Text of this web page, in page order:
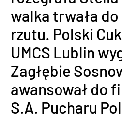
walka trwała
rzutu. Polski
UMCS Lublin
Zagłębie
awansował do
S.A. Pucharu